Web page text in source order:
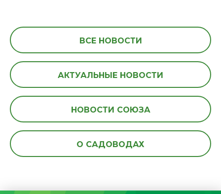
ВСЕ НОВОСТИ
АКТУАЛЬНЫЕ НОВОСТИ
НОВОСТИ СОЮЗА
О САДОВОДАХ